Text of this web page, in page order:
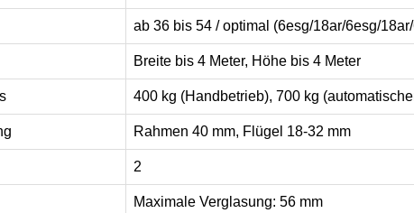
ab 36 bis 54 / optimal (6esg/18ar/6esg/
Breite bis 4 Meter, Höhe bis 4 Meter
400 kg (Handbetrieb), 700 kg
Rahmen 40 mm, Flügel 18-32 mm
2
Maximale Verglasung: 56 mm